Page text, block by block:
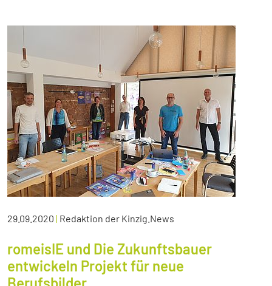
29.09.2020 | Redaktion der Kinzig.News
romeisIE und Die Zukunftsbauer
entwickeln Projekt für neue